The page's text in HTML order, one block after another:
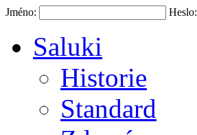
Jméno: Heslo:
Saluki
Historie
Standard